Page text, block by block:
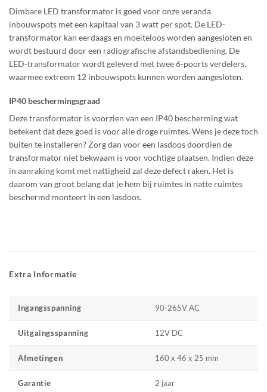
Dimbare LED transformator is goed voor onze veranda
inbouwspots met een kapitaal van 3 watt per spot. De LED-
transformator kan eerdaags en moeiteloos worden aangesloten en
wordt bestuurd door een radiografische afstandsbediening. De
LED-transformator wordt geleverd met twee 6-poorts verdelers,
waarmee extreem 12 inbouwspots kunnen worden aangesloten.
IP40 beschermingsgraad
Deze transformator is voorzien van een IP40 bescherming wat
betekent dat deze goed is voor alle droge ruimtes. Wens je deze toch
buiten te installeren? Zorg dan voor een lasdoos doordien de
transformator niet bekwaam is voor vochtige plaatsen. Indien deze
in aanraking komt met nattigheid zal deze defect raken. Het is
daarom van groot belang dat je hem bij ruimtes in natte ruimtes
beschermd monteert in een lasdoos.
Extra Informatie
Ingangsspanning 90-265V AC
Uitgaingsspanning 12V DC
Afmetingen 160 x 46 x 25 mm
Garantie 2 jaar